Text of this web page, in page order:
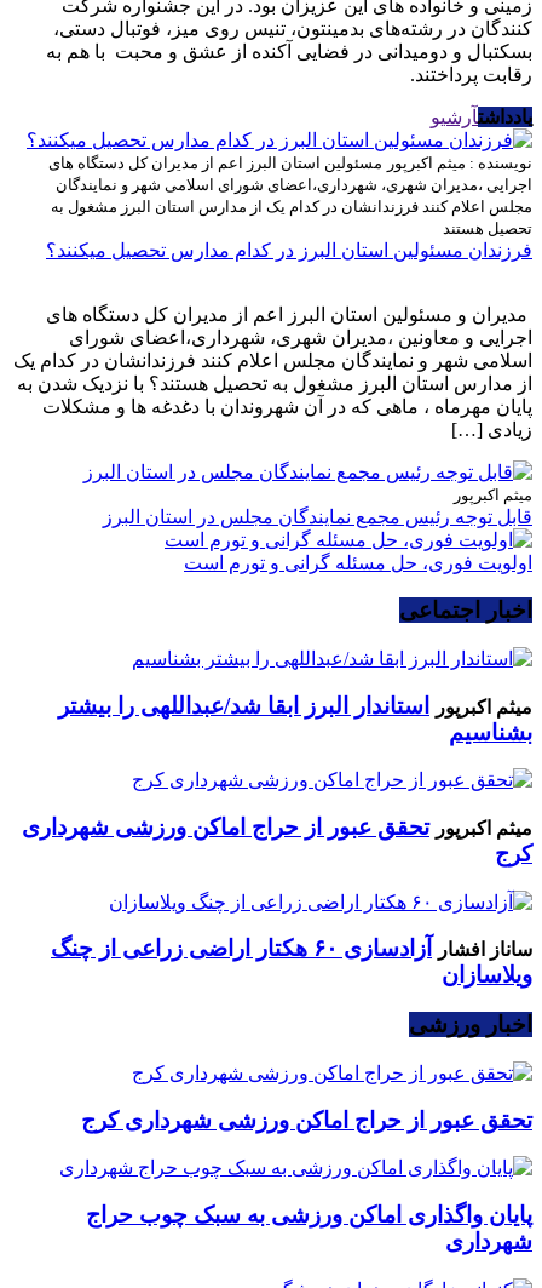
زمینی و خانواده های این عزیزان بود. در این جشنواره شرکت
کنندگان در رشته‌های بدمينتون، تنيس روی میز، فوتبال دستی،
بسکتبال و دومیدانی در فضایی آکنده از عشق و محبت با هم به
رقابت پرداختند.
یادداشتآرشیو
نویسنده : میثم اکبرپور مسئولین استان البرز اعم از مدیران کل دستگاه های
اجرایی ،مدیران شهری، شهرداری،اعضای شورای اسلامی شهر و نمایندگان
مجلس اعلام کنند فرزندانشان در کدام یک از مدارس استان البرز مشغول به
تحصیل هستند
فرزندان مسئولین استان البرز در کدام مدارس تحصیل میکنند؟
مدیران و مسئولین استان البرز اعم از مدیران کل دستگاه های
اجرایی و معاونین ،مدیران شهری، شهرداری،اعضای شورای
اسلامی شهر و نمایندگان مجلس اعلام کنند فرزندانشان در کدام یک
از مدارس استان البرز مشغول به تحصیل هستند؟ با نزدیک شدن به
پایان مهرماه ، ماهی که در آن شهروندان با دغدغه ها و مشکلات
زیادی […]
میثم اکبرپور
قابل توجه رئیس مجمع نمایندگان مجلس در استان البرز
اولویت فوری، حل مسئله گرانی و تورم است
اخبار اجتماعی
میثم اکبرپور
استاندار البرز ابقا شد/عبداللهی را بیشتر
بشناسیم
میثم اکبرپور تحقق عبور از حراج اماکن ورزشی شهرداری
کرج
ساناز افشار
آزادسازی ۶۰ هکتار اراضی زراعی از چنگ
ویلاسازان
اخبار ورزشی
تحقق عبور از حراج اماکن ورزشی شهرداری کرج
پایان واگذاری اماکن ورزشی به سبک چوب حراج
شهرداری